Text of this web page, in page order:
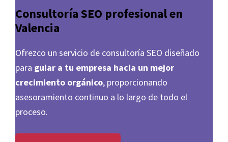
Consultoría SEO profesional en
Valencia
Ofrezco un servicio de consultoría SEO diseñado
para guiar a tu empresa hacia un mejor
crecimiento orgánico, proporcionando
asesoramiento continuo a lo largo de todo el
proceso.